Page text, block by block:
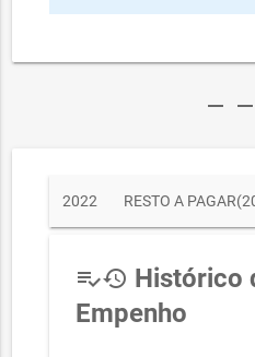
remove remove
2022 RESTO A
playlist_add_checkhistory Histórico
Empenho